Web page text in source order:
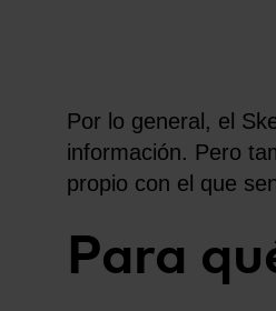
Por lo general, el
información. Pero
propio con el que
Para